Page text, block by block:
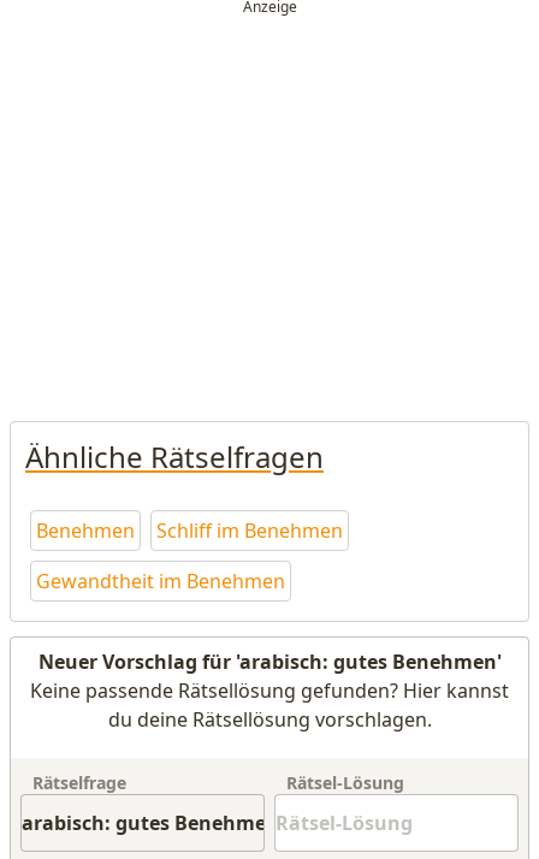
Ähnliche Rätselfragen
Benehmen
Schliff im Benehmen
Gewandtheit im Benehmen
Neuer Vorschlag für 'arabisch: gutes Benehmen'
Keine passende Rätsellösung gefunden? Hier kannst
du deine Rätsellösung vorschlagen.
Rätselfrage Rätsel-Lösung